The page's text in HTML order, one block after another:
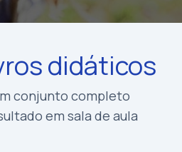
didáticos
conjunto completo
em sala de aula